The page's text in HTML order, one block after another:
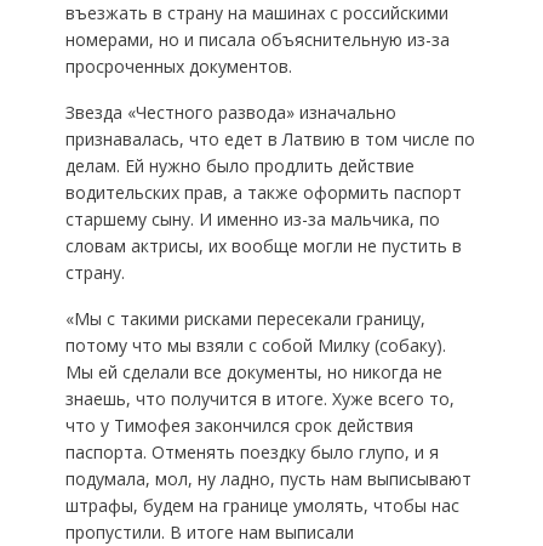
въезжать в страну на машинах с российскими
номерами, но и писала объяснительную из-за
просроченных документов.
Звезда «Честного развода» изначально
признавалась, что едет в Латвию в том числе по
делам. Ей нужно было продлить действие
водительских прав, а также оформить паспорт
старшему сыну. И именно из-за мальчика, по
словам актрисы, их вообще могли не пустить в
страну.
«Мы с такими рисками пересекали границу,
потому что мы взяли с собой Милку (собаку).
Мы ей сделали все документы, но никогда не
знаешь, что получится в итоге. Хуже всего то,
что у Тимофея закончился срок действия
паспорта. Отменять поездку было глупо, и я
подумала, мол, ну ладно, пусть нам выписывают
штрафы, будем на границе умолять, чтобы нас
пропустили. В итоге нам выписали